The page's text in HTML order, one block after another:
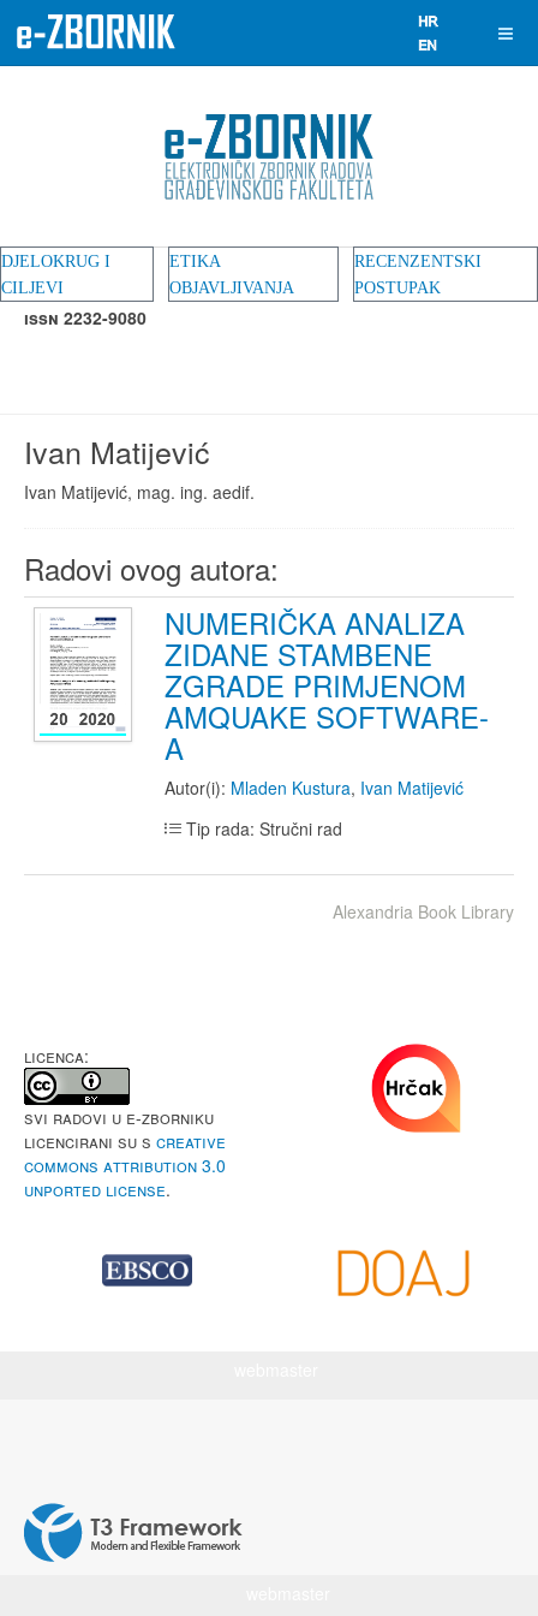
DJELOKRUG I
CILJEVI
ETIKA
OBJAVLJIVANJA
RECENZENTSKI
POSTUPAK
ISSN 2232-9080
Ivan Matijević
Ivan Matijević, mag. ing. aedif.
Radovi ovog autora:
NUMERIČKA ANALIZA
ZIDANE STAMBENE
ZGRADE PRIMJENOM
AMQUAKE SOFTWARE-
A
Autor(i): Mladen Kustura, Ivan Matijević
Tip rada: Stručni rad
Alexandria Book Library
LICENCA:
Svi radovi u e-Zborniku
licencirani su s Creative
Commons Attribution 3.0
Unported License.